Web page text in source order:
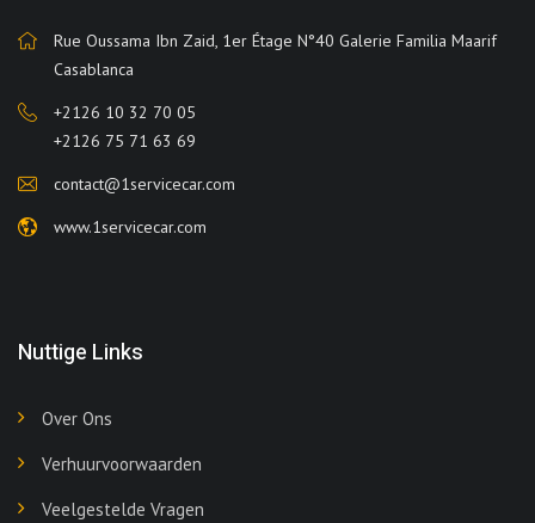
Rue Oussama Ibn Zaid, 1er Étage N°40 Galerie Familia Maarif
Casablanca
+2126 10 32 70 05
+2126 75 71 63 69
contact@1servicecar.com
www.1servicecar.com
Nuttige Links
Over Ons
Verhuurvoorwaarden
Veelgestelde Vragen